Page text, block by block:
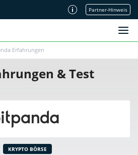
Partner-Hinweis
Erfahrungen
& Test
KRYPTO BÖRSE